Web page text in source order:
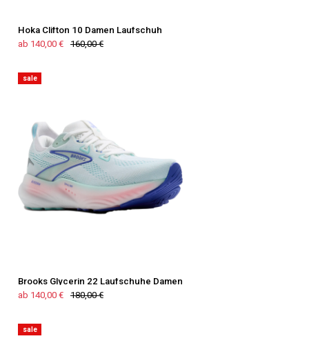
Hoka Clifton 10 Damen Laufschuh
ab 140,00 €
160,00 €
sale
Brooks Glycerin 22 Laufschuhe Damen
ab 140,00 €
180,00 €
sale